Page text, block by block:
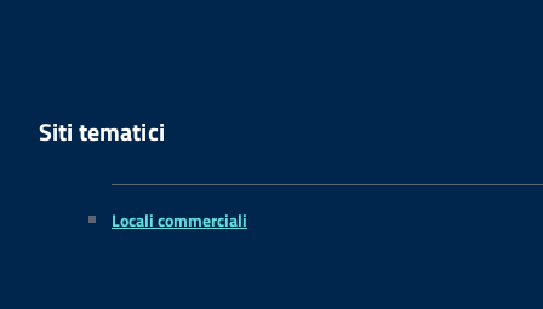
Siti tematici
Locali commerciali